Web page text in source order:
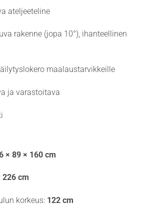
ateljeeteline
rakenne (jopa 10°), ihanteellinen
maalaustarvikkeille
ja varastoitava
× 89 × 160 cm
226 cm
korkeus: 122 cm